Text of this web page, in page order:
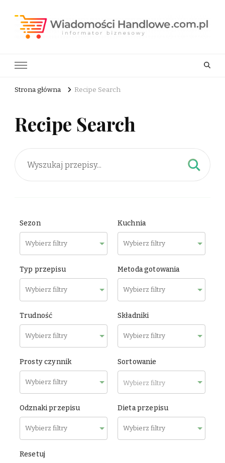
Strona główna Recipe Search
Recipe Search
Sezon Kuchnia
Typ przepisu Metoda gotowania
Trudność Składniki
Prosty czynnik Sortowanie
Wybierz filtry
Odznaki przepisu Dieta przepisu
Resetuj